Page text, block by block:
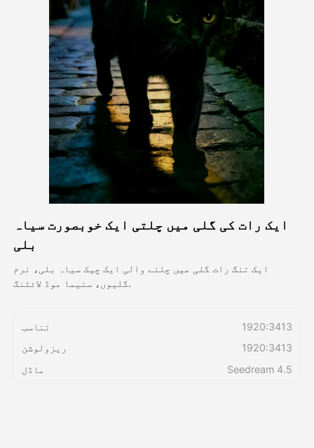
اویٹار ویڈیو
اے ویڈیو
اے فوٹو
دیگر اوزار
تمام ٹیمپلیٹس دیکھیں
گیلری
بلاگ
قیمتوں کی فہرست
ایک رات کی گلی میں چلتی ایک خوبصورت سیاہ
بلی
ایک تنگ رات گلی میں چلنے والی ایک چیک سیاہ بلی، نرم
گلیوں، سنیما موڈ لائٹنگ.
تناسب
1920:3413
ریزولوشن
1920:3413
ماڈل
Seedream 4.5